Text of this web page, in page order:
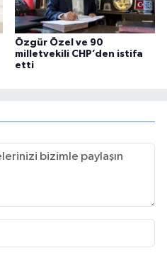
Özgür Özel ve 90
milletvekili CHP’den istifa
etti